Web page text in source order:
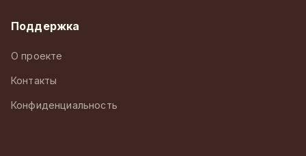
Поддержка
О проекте
Контакты
Конфиденциальность